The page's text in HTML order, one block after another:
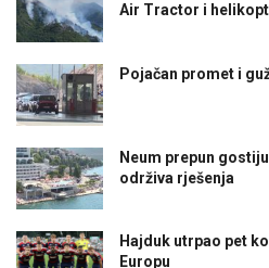
Air Tractor i
Pojačan promet i
Neum prepun
održiva rješenja
Hajduk utrpao pet
Europu